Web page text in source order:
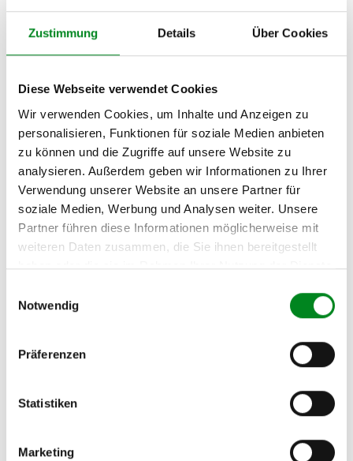
Zustimmung Details Über Cookies
Diese Webseite verwendet Cookies
Wir verwenden Cookies, um Inhalte und Anzeigen zu
personalisieren, Funktionen für soziale Medien anbieten
zu können und die Zugriffe auf unsere Website zu
analysieren. Außerdem geben wir Informationen zu Ihrer
Verwendung unserer Website an unsere Partner für
soziale Medien, Werbung und Analysen weiter. Unsere
Partner führen diese Informationen möglicherweise mit
weiteren Daten zusammen, die Sie ihnen bereitgestellt
haben oder die sie im Rahmen Ihrer Nutzung der Dienste
Notwendig
Präferenzen
Statistiken
Marketing
SKODA OCTAVIA
2000/9 55 75 1390
SKODA OCTAVIA
1996/9 2000/9 55 75 1598
(1U2) 1.6
SKODA OCTAVIA
(1U2) 1.6
SKODA OCTAVIA
(1U2) 1.8
1996/9 92 125
SKODA OCTAVIA
(1U2) 1.8 T 4x4
2001/5 110 150 1781
1781
16V
1390
Combi (1U5) 1.6